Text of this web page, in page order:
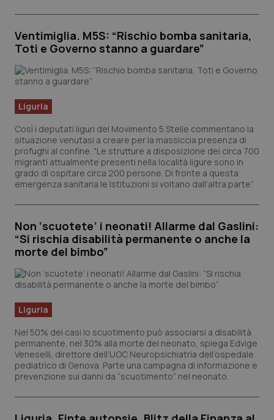
Ventimiglia. M5S: “Rischio bomba sanitaria,
Toti e Governo stanno a guardare”
Liguria
Così i deputati liguri del Movimento 5 Stelle commentano la
situazione venutasi a creare per la massiccia presenza di
profughi al confine. "Le strutture a disposizione dei circa 700
migranti attualmente presenti nella località ligure sono in
grado di ospitare circa 200 persone. Di fronte a questa
emergenza sanitaria le Istituzioni si voltano dall’altra parte”.
Non ‘scuotete’ i neonati! Allarme dal Gaslini:
“Si rischia disabilità permanente o anche la
morte del bimbo”
Liguria
Nel 50% dei casi lo scuotimento può associarsi a disabilità
permanente, nel 30% alla morte del neonato, spiega Edvige
Veneselli, direttore dell’UOC Neuropsichiatria dell’ospedale
pediatrico di Genova. Parte una campagna di informazione e
prevenzione sui danni da “scuotimento” nel neonato.